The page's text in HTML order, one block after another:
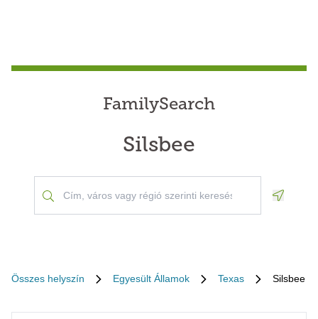
FamilySearch
Silsbee
Összes helyszín Egyesült Államok Texas Silsbee